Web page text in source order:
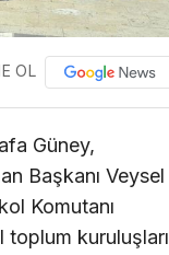
OL
Güney,
Başkanı Veysel
Komutanı
kuruluşları